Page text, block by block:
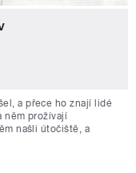
a přece ho znají lidé
něm prožívají
našli útočiště, a